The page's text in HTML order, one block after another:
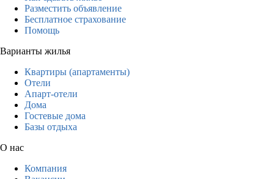
Разместить объявление
Бесплатное страхование
Помощь
Варианты жилья
Квартиры (апартаменты)
Отели
Апарт-отели
Дома
Гостевые дома
Базы отдыха
О нас
Компания